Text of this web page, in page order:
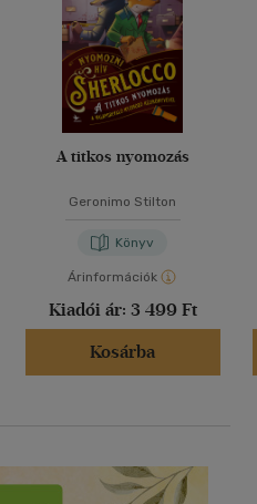
A titkos nyomozás
Geronimo Stilton
Könyv
Árinformációk
Kiadói ár: 3 499 Ft
Kosárba